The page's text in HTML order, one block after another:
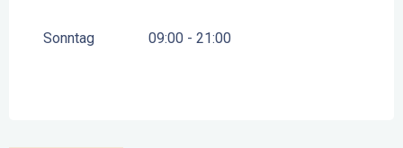
Sonntag 09:00 - 21:00